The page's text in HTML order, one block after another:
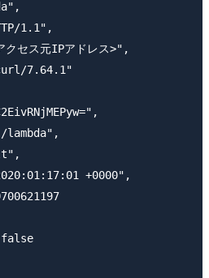
1.1",
セス元IPアドレス>",
7.64.1"
lambda",
+0000",